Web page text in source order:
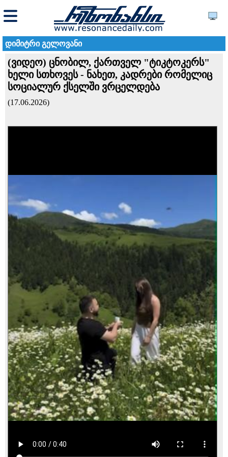
დიმიტრი გელოვანი
(ვიდეო) ცნობილ, ქართველ "ტიკტოკერს"
ხელი სთხოვეს - ნახეთ, კადრები რომელიც
სოციალურ ქსელში ვრცელდება
(17.06.2026)